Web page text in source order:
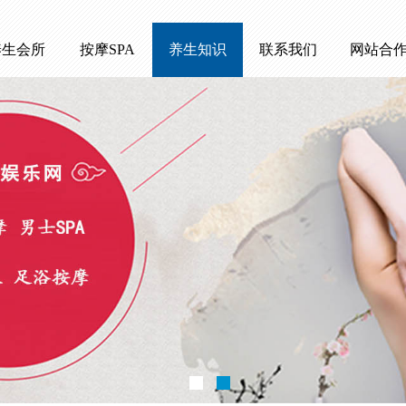
会所 按摩SPA 养生知识 联系我们 网站合